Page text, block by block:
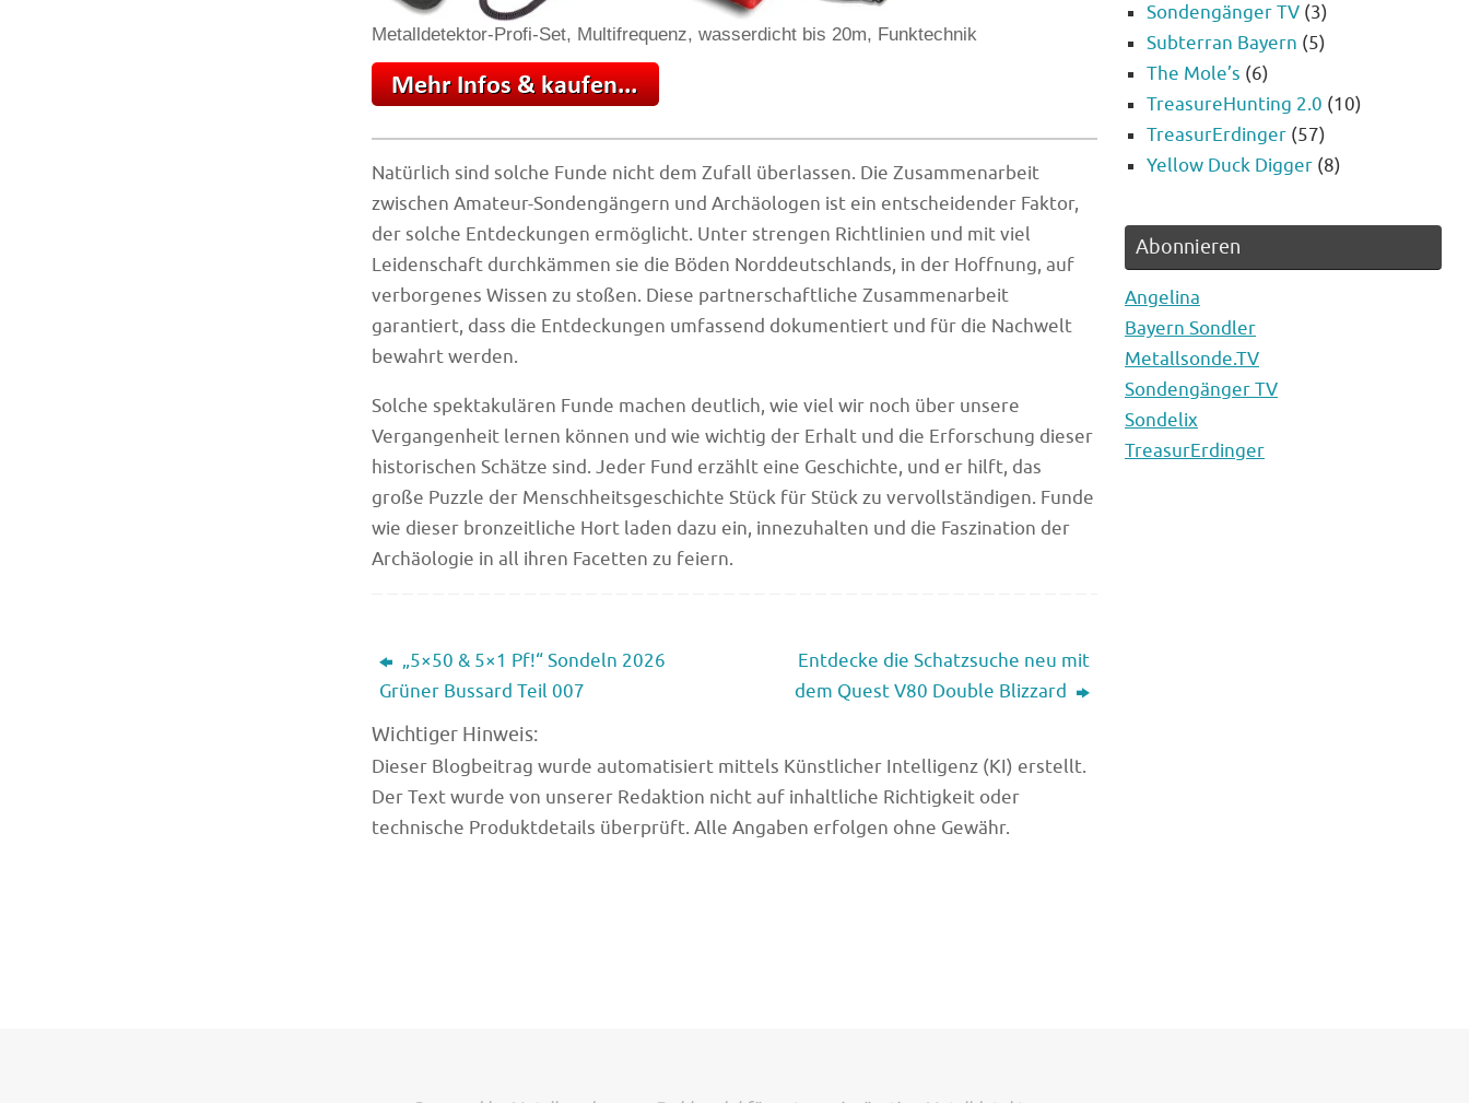
Metalldetektor-Profi-Set, Multifrequenz, wasserdicht bis 20m, Funktechnik
Natürlich sind solche Funde nicht dem Zufall überlassen. Die Zusammenarbeit
zwischen Amateur-Sondengängern und Archäologen ist ein entscheidender Faktor,
der solche Entdeckungen ermöglicht. Unter strengen Richtlinien und mit viel
Leidenschaft durchkämmen sie die Böden Norddeutschlands, in der Hoffnung, auf
verborgenes Wissen zu stoßen. Diese partnerschaftliche Zusammenarbeit
garantiert, dass die Entdeckungen umfassend dokumentiert und für die Nachwelt
bewahrt werden.
Solche spektakulären Funde machen deutlich, wie viel wir noch über unsere
Vergangenheit lernen können und wie wichtig der Erhalt und die Erforschung dieser
historischen Schätze sind. Jeder Fund erzählt eine Geschichte, und er hilft, das
große Puzzle der Menschheitsgeschichte Stück für Stück zu vervollständigen. Funde
wie dieser bronzeitliche Hort laden dazu ein, innezuhalten und die Faszination der
Archäologie in all ihren Facetten zu feiern.
„5×50 & 5×1 Pf!“ Sondeln 2026
Grüner Bussard Teil 007
Entdecke die Schatzsuche neu mit
dem Quest V80 Double Blizzard
Wichtiger Hinweis:
Dieser Blogbeitrag wurde automatisiert mittels Künstlicher Intelligenz (KI) erstellt.
Der Text wurde von unserer Redaktion nicht auf inhaltliche Richtigkeit oder
technische Produktdetails überprüft. Alle Angaben erfolgen ohne Gewähr.
Sondengänger TV (3)
Subterran Bayern (5)
The Mole’s (6)
TreasureHunting 2.0 (10)
TreasurErdinger (57)
Yellow Duck Digger (8)
Abonnieren
Angelina
Bayern Sondler
Metallsonde.TV
Sondengänger TV
Sondelix
TreasurErdinger